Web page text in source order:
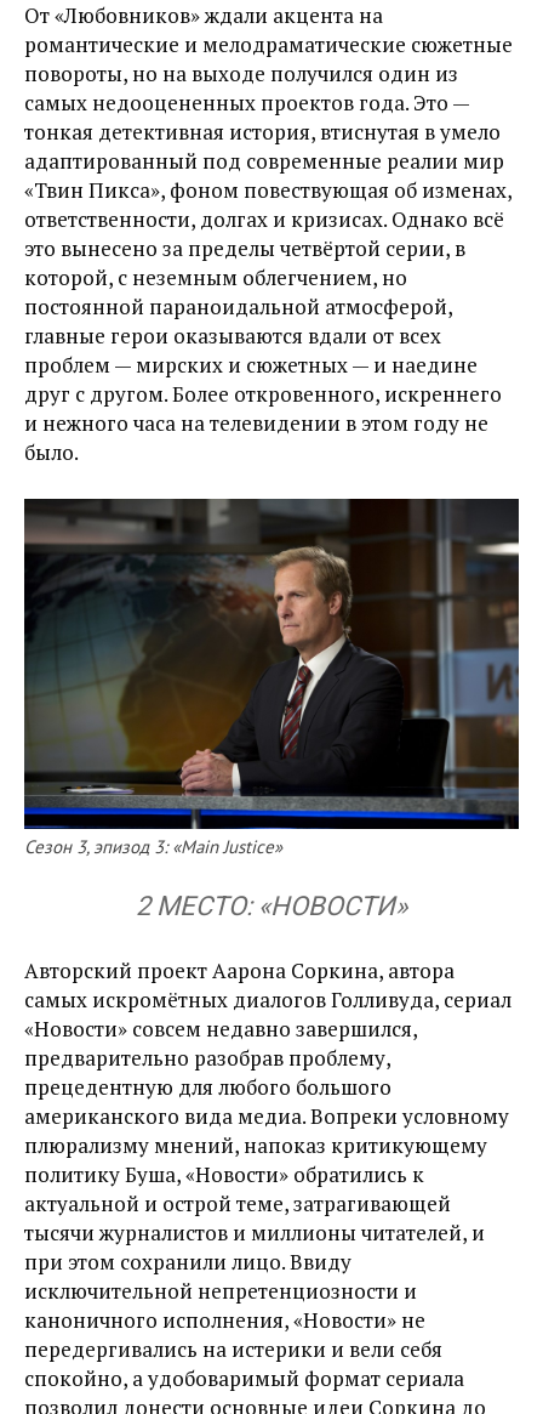
От «Любовников» ждали акцента на
романтические и мелодраматические сюжетные
повороты, но на выходе получился один из
самых недооцененных проектов года. Это —
тонкая детективная история, втиснутая в умело
адаптированный под современные реалии мир
«Твин Пикса», фоном повествующая об изменах,
ответственности, долгах и кризисах. Однако всё
это вынесено за пределы четвёртой серии, в
которой, с неземным облегчением, но
постоянной параноидальной атмосферой,
главные герои оказываются вдали от всех
проблем — мирских и сюжетных — и наедине
друг с другом. Более откровенного, искреннего
и нежного часа на телевидении в этом году не
было.
Сезон 3, эпизод 3: «Main Justice»
2 МЕСТО: «НОВОСТИ»
Авторский проект Аарона Соркина, автора
самых искромётных диалогов Голливуда, сериал
«Новости» совсем недавно завершился,
предварительно разобрав проблему,
прецедентную для любого большого
американского вида медиа. Вопреки условному
плюрализму мнений, напоказ критикующему
политику Буша, «Новости» обратились к
актуальной и острой теме, затрагивающей
тысячи журналистов и миллионы читателей, и
при этом сохранили лицо. Ввиду
исключительной непретенциозности и
каноничного исполнения, «Новости» не
передергивались на истерики и вели себя
спокойно, а удобоваримый формат сериала
позволил донести основные идеи Соркина до